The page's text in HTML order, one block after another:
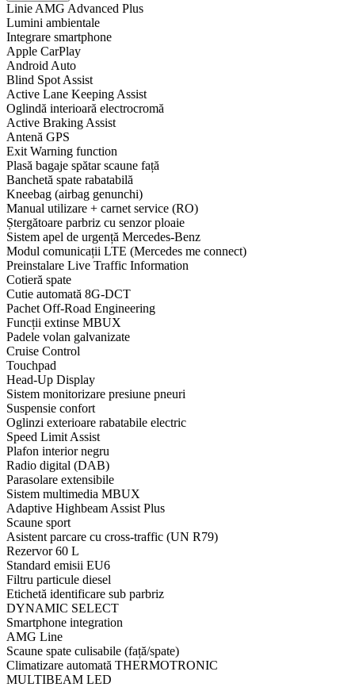
Linie AMG Advanced Plus
Lumini ambientale
Integrare smartphone
Apple CarPlay
Android Auto
Blind Spot Assist
Active Lane Keeping Assist
Oglindă interioară electrocromă
Active Braking Assist
Antenă GPS
Exit Warning function
Plasă bagaje spătar scaune față
Banchetă spate rabatabilă
Kneebag (airbag genunchi)
Manual utilizare + carnet service (RO)
Ștergătoare parbriz cu senzor ploaie
Sistem apel de urgență Mercedes-Benz
Modul comunicații LTE (Mercedes me connect)
Preinstalare Live Traffic Information
Cotieră spate
Cutie automată 8G-DCT
Pachet Off-Road Engineering
Funcții extinse MBUX
Padele volan galvanizate
Cruise Control
Touchpad
Head-Up Display
Sistem monitorizare presiune pneuri
Suspensie confort
Oglinzi exterioare rabatabile electric
Speed Limit Assist
Plafon interior negru
Radio digital (DAB)
Parasolare extensibile
Sistem multimedia MBUX
Adaptive Highbeam Assist Plus
Scaune sport
Asistent parcare cu cross-traffic (UN R79)
Rezervor 60 L
Standard emisii EU6
Filtru particule diesel
Etichetă identificare sub parbriz
DYNAMIC SELECT
Smartphone integration
AMG Line
Scaune spate culisabile (față/spate)
Climatizare automată THERMOTRONIC
MULTIBEAM LED